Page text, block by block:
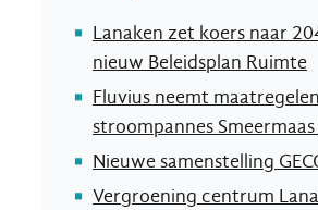
Lanaken zet koers naar
nieuw Beleidsplan Ruimte
Fluvius neemt
stroompannes
Nieuwe samenstelling
Vergroening centrum